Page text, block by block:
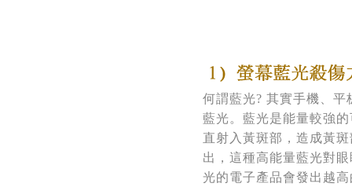
何謂藍光? 其實手機、
藍光。藍光是能量較強
直射入黃斑部，造成黃
出，這種高能量藍光對
光的電子產品會發出越